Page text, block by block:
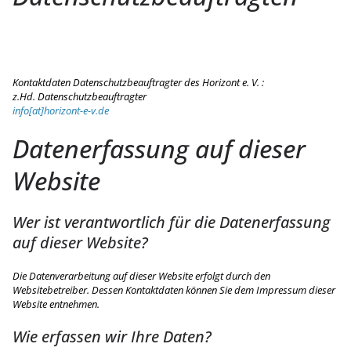
Kontaktdaten Datenschutzbeauftragter des Horizont e. V. :
z.Hd. Datenschutzbeauftragter
info[at]horizont-e-v.de
Datenerfassung auf dieser
Website
Wer ist verantwortlich für die Datenerfassung
auf dieser Website?
Die Datenverarbeitung auf dieser Website erfolgt durch den
Websitebetreiber. Dessen Kontaktdaten können Sie dem Impressum dieser
Website entnehmen.
Wie erfassen wir Ihre Daten?